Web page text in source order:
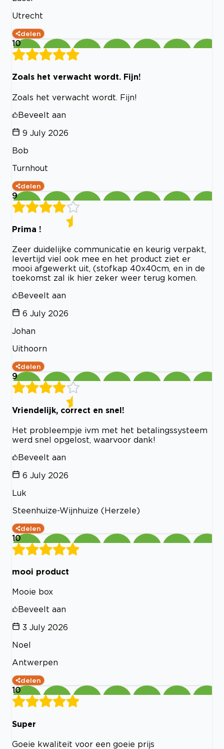
Utrecht
delen
10
Zoals het verwacht wordt. Fijn!
Zoals het verwacht wordt. Fijn!
Beveelt aan
9 July 2026
Bob
Turnhout
delen
9
Prima !
Zeer duidelijke communicatie en keurig verpakt,
levertijd viel ook mee en het product ziet er
mooi afgewerkt uit, (stofkap 40x40cm, en in de
toekomst zal ik hier zeker weer terug komen.
Beveelt aan
6 July 2026
Johan
Uithoorn
delen
9
Vriendelijk, correct en snel!
Het probleempje ivm met het betalingssysteem
werd snel opgelost, waarvoor dank!
Beveelt aan
6 July 2026
Luk
Steenhuize-Wijnhuize (Herzele)
delen
10
mooi product
Mooie box
Beveelt aan
3 July 2026
Noel
Antwerpen
delen
10
Super
Goeie kwaliteit voor een goeie prijs